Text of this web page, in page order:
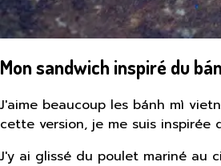
Mon sandwich inspiré du
J'aime beaucoup les bánh mì
cette version, je me suis
J'y ai glissé du poulet mariné au